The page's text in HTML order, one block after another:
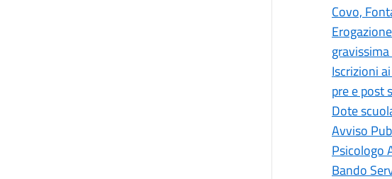
Covo,
Iscrizioni
pre e post
Dote
Avviso
Psicologo
Bando